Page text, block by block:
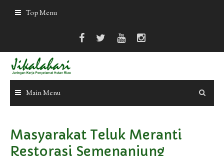
Top Menu
Main Menu
Masyarakat Teluk Meranti
Restorasi Semenanjung